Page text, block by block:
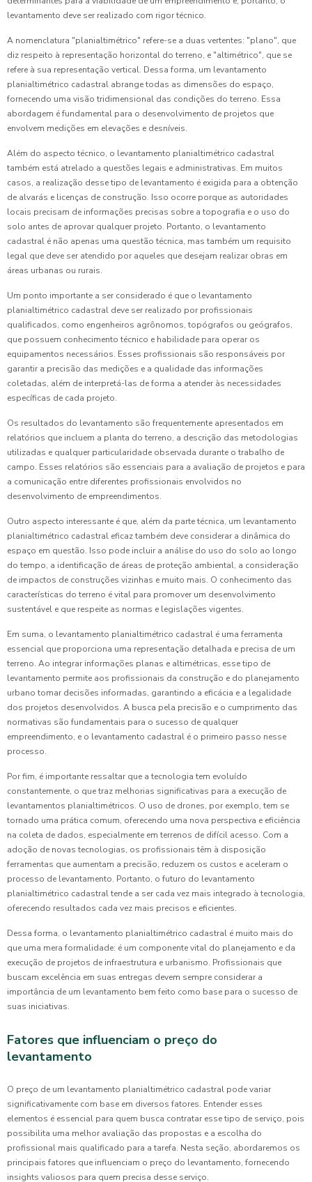
levantamento deve ser realizado com rigor técnico.
A nomenclatura "planialtimétrico" refere-se a duas vertentes: "plano", que
diz respeito à representação horizontal do terreno, e "altimétrico", que se
refere à sua representação vertical. Dessa forma, um levantamento
planialtimétrico cadastral abrange todas as dimensões do espaço,
fornecendo uma visão tridimensional das condições do terreno. Essa
abordagem é fundamental para o desenvolvimento de projetos que
envolvem medições em elevações e desníveis.
Além do aspecto técnico, o levantamento planialtimétrico cadastral
também está atrelado a questões legais e administrativas. Em muitos
casos, a realização desse tipo de levantamento é exigida para a obtenção
de alvarás e licenças de construção. Isso ocorre porque as autoridades
locais precisam de informações precisas sobre a topografia e o uso do
solo antes de aprovar qualquer projeto. Portanto, o levantamento
cadastral é não apenas uma questão técnica, mas também um requisito
legal que deve ser atendido por aqueles que desejam realizar obras em
áreas urbanas ou rurais.
Um ponto importante a ser considerado é que o levantamento
planialtimétrico cadastral deve ser realizado por profissionais
qualificados, como engenheiros agrônomos, topógrafos ou geógrafos,
que possuem conhecimento técnico e habilidade para operar os
equipamentos necessários. Esses profissionais são responsáveis por
garantir a precisão das medições e a qualidade das informações
coletadas, além de interpretá-las de forma a atender às necessidades
específicas de cada projeto.
Os resultados do levantamento são frequentemente apresentados em
relatórios que incluem a planta do terreno, a descrição das metodologias
utilizadas e qualquer particularidade observada durante o trabalho de
campo. Esses relatórios são essenciais para a avaliação de projetos e para
a comunicação entre diferentes profissionais envolvidos no
desenvolvimento de empreendimentos.
Outro aspecto interessante é que, além da parte técnica, um levantamento
planialtimétrico cadastral eficaz também deve considerar a dinâmica do
espaço em questão. Isso pode incluir a análise do uso do solo ao longo
do tempo, a identificação de áreas de proteção ambiental, a consideração
de impactos de construções vizinhas e muito mais. O conhecimento das
características do terreno é vital para promover um desenvolvimento
sustentável e que respeite as normas e legislações vigentes.
Em suma, o levantamento planialtimétrico cadastral é uma ferramenta
essencial que proporciona uma representação detalhada e precisa de um
terreno. Ao integrar informações planas e altimétricas, esse tipo de
levantamento permite aos profissionais da construção e do planejamento
urbano tomar decisões informadas, garantindo a eficácia e a legalidade
dos projetos desenvolvidos. A busca pela precisão e o cumprimento das
normativas são fundamentais para o sucesso de qualquer
empreendimento, e o levantamento cadastral é o primeiro passo nesse
processo.
Por fim, é importante ressaltar que a tecnologia tem evoluído
constantemente, o que traz melhorias significativas para a execução de
levantamentos planialtimétricos. O uso de drones, por exemplo, tem se
tornado uma prática comum, oferecendo uma nova perspectiva e eficiência
na coleta de dados, especialmente em terrenos de difícil acesso. Com a
adoção de novas tecnologias, os profissionais têm à disposição
ferramentas que aumentam a precisão, reduzem os custos e aceleram o
processo de levantamento. Portanto, o futuro do levantamento
planialtimétrico cadastral tende a ser cada vez mais integrado à tecnologia,
oferecendo resultados cada vez mais precisos e eficientes.
Dessa forma, o levantamento planialtimétrico cadastral é muito mais do
que uma mera formalidade: é um componente vital do planejamento e da
execução de projetos de infraestrutura e urbanismo. Profissionais que
buscam excelência em suas entregas devem sempre considerar a
importância de um levantamento bem feito como base para o sucesso de
suas iniciativas.
Fatores que influenciam o preço do
levantamento
O preço de um levantamento planialtimétrico cadastral pode variar
significativamente com base em diversos fatores. Entender esses
elementos é essencial para quem busca contratar esse tipo de serviço, pois
possibilita uma melhor avaliação das propostas e a escolha do
profissional mais qualificado para a tarefa. Nesta seção, abordaremos os
principais fatores que influenciam o preço do levantamento, fornecendo
insights valiosos para quem precisa desse serviço.